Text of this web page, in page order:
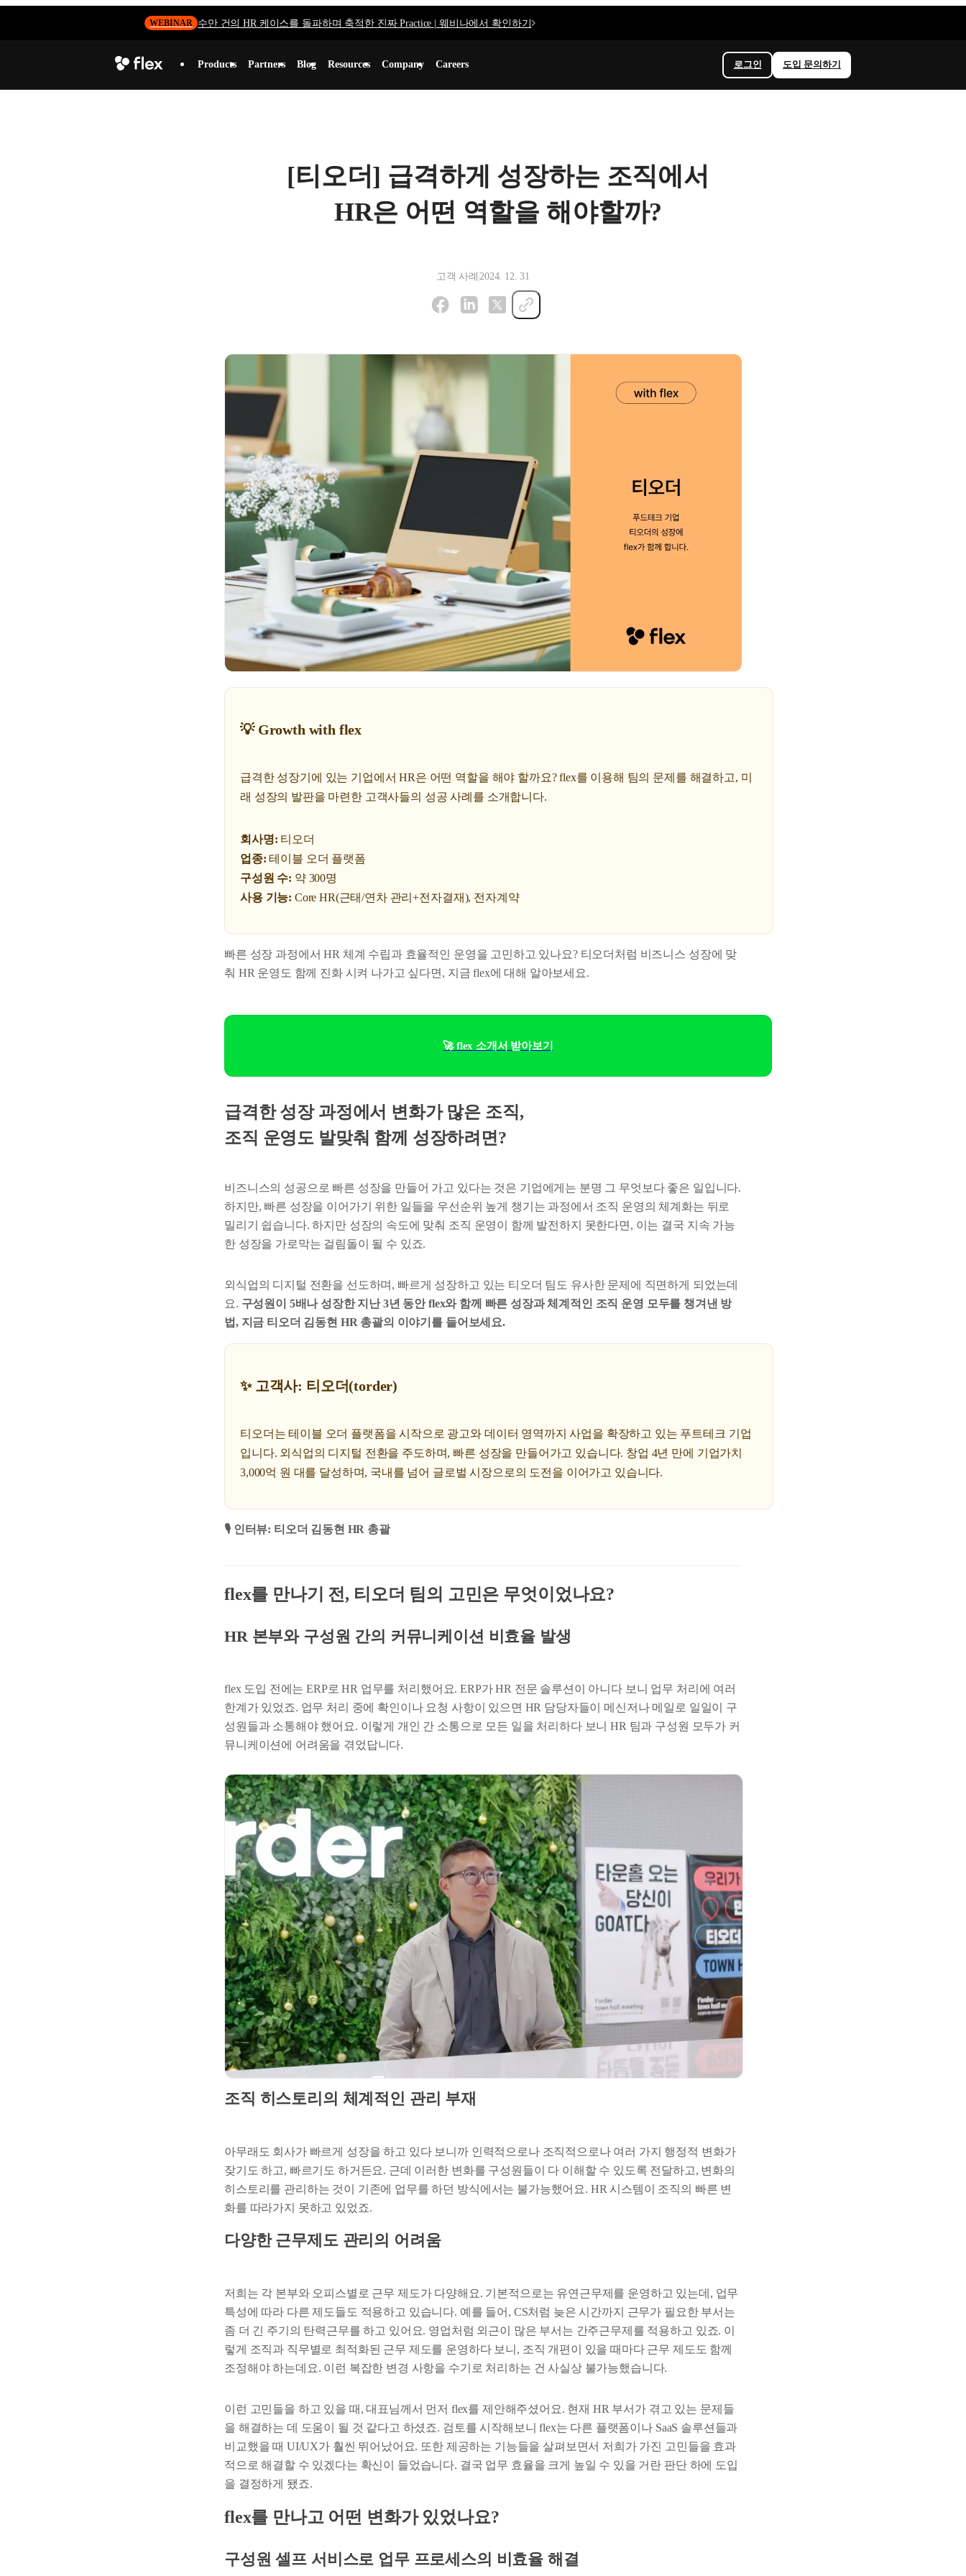
WEBINAR 수만 건의 HR 케이스를 돌파하며 축적한 진짜 Practice | 웨비나에서 확인하기
Products Partners Blog Resources Company Careers 로그인 도입 문의하기
[티오더] 급격하게 성장하는 조직에서
HR은 어떤 역할을 해야할까?
고객 사례 2024. 12. 31
💡 Growth with flex
급격한 성장기에 있는 기업에서 HR은 어떤 역할을 해야 할까요? flex를 이용해 팀의 문제를 해결하고, 미
래 성장의 발판을 마련한 고객사들의 성공 사례를 소개합니다.
회사명: 티오더
업종: 테이블 오더 플랫폼
구성원 수: 약 300명
사용 기능: Core HR(근태/연차 관리+전자결재), 전자계약
빠른 성장 과정에서 HR 체계 수립과 효율적인 운영을 고민하고 있나요? 티오더처럼 비즈니스 성장에 맞
춰 HR 운영도 함께 진화 시켜 나가고 싶다면, 지금 flex에 대해 알아보세요.
🚀 flex 소개서 받아보기
급격한 성장 과정에서 변화가 많은 조직,
조직 운영도 발맞춰 함께 성장하려면?
비즈니스의 성공으로 빠른 성장을 만들어 가고 있다는 것은 기업에게는 분명 그 무엇보다 좋은 일입니다.
하지만, 빠른 성장을 이어가기 위한 일들을 우선순위 높게 챙기는 과정에서 조직 운영의 체계화는 뒤로
밀리기 쉽습니다. 하지만 성장의 속도에 맞춰 조직 운영이 함께 발전하지 못한다면, 이는 결국 지속 가능
한 성장을 가로막는 걸림돌이 될 수 있죠.
외식업의 디지털 전환을 선도하며, 빠르게 성장하고 있는 티오더 팀도 유사한 문제에 직면하게 되었는데
요. 구성원이 5배나 성장한 지난 3년 동안 flex와 함께 빠른 성장과 체계적인 조직 운영 모두를 챙겨낸 방
법, 지금 티오더 김동현 HR 총괄의 이야기를 들어보세요.
✨ 고객사: 티오더(torder)
티오더는 테이블 오더 플랫폼을 시작으로 광고와 데이터 영역까지 사업을 확장하고 있는 푸트테크 기업
입니다. 외식업의 디지털 전환을 주도하며, 빠른 성장을 만들어가고 있습니다. 창업 4년 만에 기업가치
3,000억 원 대를 달성하며, 국내를 넘어 글로벌 시장으로의 도전을 이어가고 있습니다.
🎙️ 인터뷰: 티오더 김동현 HR 총괄
flex를 만나기 전, 티오더 팀의 고민은 무엇이었나요?
HR 본부와 구성원 간의 커뮤니케이션 비효율 발생
flex 도입 전에는 ERP로 HR 업무를 처리했어요. ERP가 HR 전문 솔루션이 아니다 보니 업무 처리에 여러
한계가 있었죠. 업무 처리 중에 확인이나 요청 사항이 있으면 HR 담당자들이 메신저나 메일로 일일이 구
성원들과 소통해야 했어요. 이렇게 개인 간 소통으로 모든 일을 처리하다 보니 HR 팀과 구성원 모두가 커
뮤니케이션에 어려움을 겪었답니다.
조직 히스토리의 체계적인 관리 부재
아무래도 회사가 빠르게 성장을 하고 있다 보니까 인력적으로나 조직적으로나 여러 가지 행정적 변화가
잦기도 하고, 빠르기도 하거든요. 근데 이러한 변화를 구성원들이 다 이해할 수 있도록 전달하고, 변화의
히스토리를 관리하는 것이 기존에 업무를 하던 방식에서는 불가능했어요. HR 시스템이 조직의 빠른 변
화를 따라가지 못하고 있었죠.
다양한 근무제도 관리의 어려움
저희는 각 본부와 오피스별로 근무 제도가 다양해요. 기본적으로는 유연근무제를 운영하고 있는데, 업무
특성에 따라 다른 제도들도 적용하고 있습니다. 예를 들어, CS처럼 늦은 시간까지 근무가 필요한 부서는
좀 더 긴 주기의 탄력근무를 하고 있어요. 영업처럼 외근이 많은 부서는 간주근무제를 적용하고 있죠. 이
렇게 조직과 직무별로 최적화된 근무 제도를 운영하다 보니, 조직 개편이 있을 때마다 근무 제도도 함께
조정해야 하는데요. 이런 복잡한 변경 사항을 수기로 처리하는 건 사실상 불가능했습니다.
이런 고민들을 하고 있을 때, 대표님께서 먼저 flex를 제안해주셨어요. 현재 HR 부서가 겪고 있는 문제들
을 해결하는 데 도움이 될 것 같다고 하셨죠. 검토를 시작해보니 flex는 다른 플랫폼이나 SaaS 솔루션들과
비교했을 때 UI/UX가 훨씬 뛰어났어요. 또한 제공하는 기능들을 살펴보면서 저희가 가진 고민들을 효과
적으로 해결할 수 있겠다는 확신이 들었습니다. 결국 업무 효율을 크게 높일 수 있을 거란 판단 하에 도입
을 결정하게 됐죠.
flex를 만나고 어떤 변화가 있었나요?
구성원 셀프 서비스로 업무 프로세스의 비효율 해결